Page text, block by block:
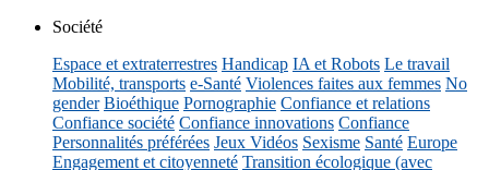
Société
Espace et extraterrestres Handicap IA et Robots Le travail
Mobilité, transports e-Santé Violences faites aux femmes No
gender Bioéthique Pornographie Confiance et relations
Confiance société Confiance innovations Confiance
Personnalités préférées Jeux Vidéos Sexisme Santé Europe
Engagement et citoyenneté Transition écologique (avec